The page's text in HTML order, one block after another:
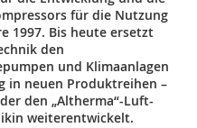
für die Nutzung
1997. Bis heute ersetzt
den
und Klimaanlagen
in neuen Produktreihen –
den „Altherma“-Luft-
weiterentwickelt.